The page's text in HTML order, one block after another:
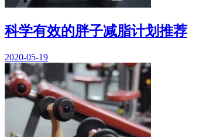
科学有效的胖子减脂计划推荐
2020-05-19